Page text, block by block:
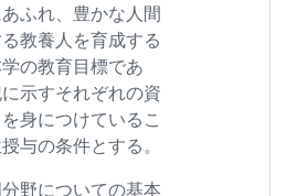
ふれ、豊かな人間
教養人を育成する
の教育目標であ
示すそれぞれの資
身につけているこ
与の条件とする。
野についての基本